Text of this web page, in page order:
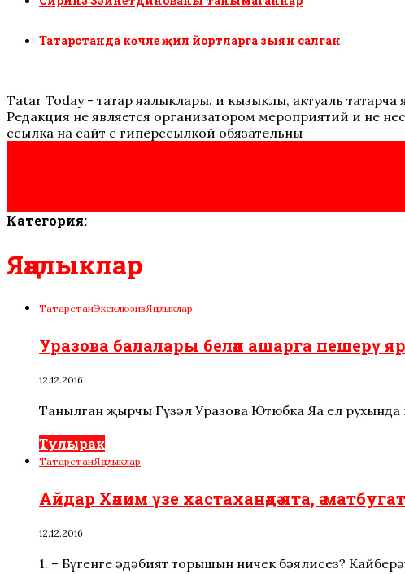
Татарстанда көчле җил йортларга зыян салган
Tatar Today - татар яңалыклары. иң кызыклы, актуаль
Редакция не является организатором мероприятий и не
ссылка на сайт с гиперссылкой обязательны
Категория:
Яңалыклар
ТатарстанЭксклюзивЯңалыклар
Уразова балалары белән ашарга пешерү
12.12.2016
Танылган җырчы Гүзәл Уразова Ютюбка Яңа ел
Тулырак
ТатарстанЯңалыклар
Айдар Хәлим үзе хастаханәдә ята, ә
12.12.2016
1. – Бүгенге әдәбият торышын ничек бәялисез?